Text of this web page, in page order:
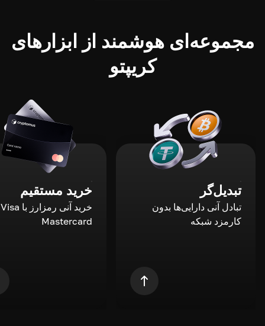
مجموعه‌ای هوشمند از ابزارهای
کریپتو
تبدیل‌گر
تبادل آنی دارایی‌ها بدون
کارمزد شبکه
خرید مستقیم
Mastercard